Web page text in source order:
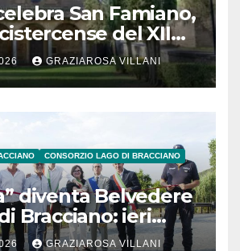
San Famiano,
del XII
GRAZIAROSA VILLANI
CONSORZIO LAGO DI BRACCIANO
diventa Belvedere
Bracciano: ieri
GRAZIAROSA VILLANI